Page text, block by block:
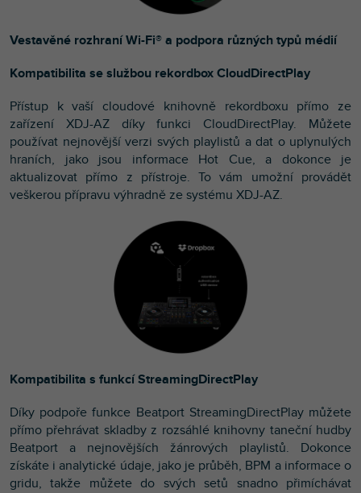
Vestavěné rozhraní Wi-Fi® a podpora různých typů médií
Kompatibilita se službou rekordbox CloudDirectPlay
Přístup k vaší cloudové knihovně rekordboxu přímo ze
zařízení XDJ-AZ díky funkci CloudDirectPlay. Můžete
používat nejnovější verzi svých playlistů a dat o uplynulých
hraních, jako jsou informace Hot Cue, a dokonce je
aktualizovat přímo z přístroje. To vám umožní provádět
veškerou přípravu výhradně ze systému XDJ-AZ.
Kompatibilita s funkcí StreamingDirectPlay
Díky podpoře funkce Beatport StreamingDirectPlay můžete
přímo přehrávat skladby z rozsáhlé knihovny taneční hudby
Beatport a nejnovějších žánrových playlistů. Dokonce
získáte i analytické údaje, jako je průběh, BPM a informace o
gridu, takže můžete do svých setů snadno přimíchávat